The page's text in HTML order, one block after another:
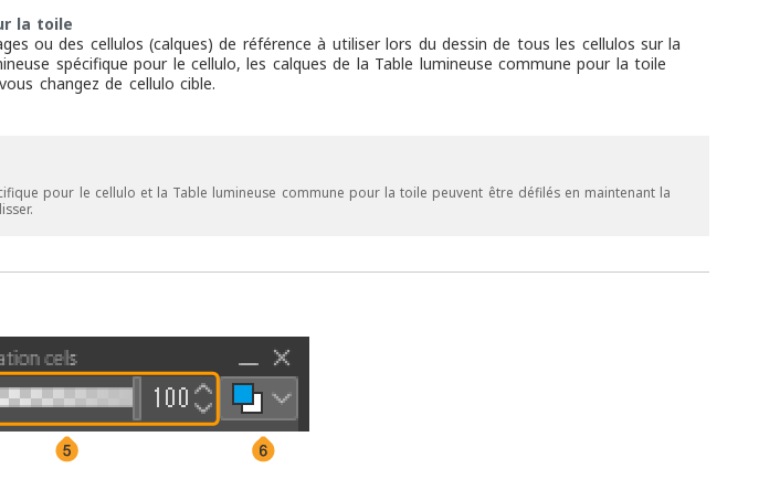
la toile
ou des cellulos (calques) de référence à utiliser lors du dessin de tous les cellulos sur la
spécifique pour le cellulo, les calques de la Table lumineuse commune pour la toile
changez de cellulo cible.
pour le cellulo et la Table lumineuse commune pour la toile peuvent être défilés en maintenant la